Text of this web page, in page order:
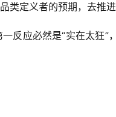
类定义者的预期，去推进
反应必然是“实在太狂